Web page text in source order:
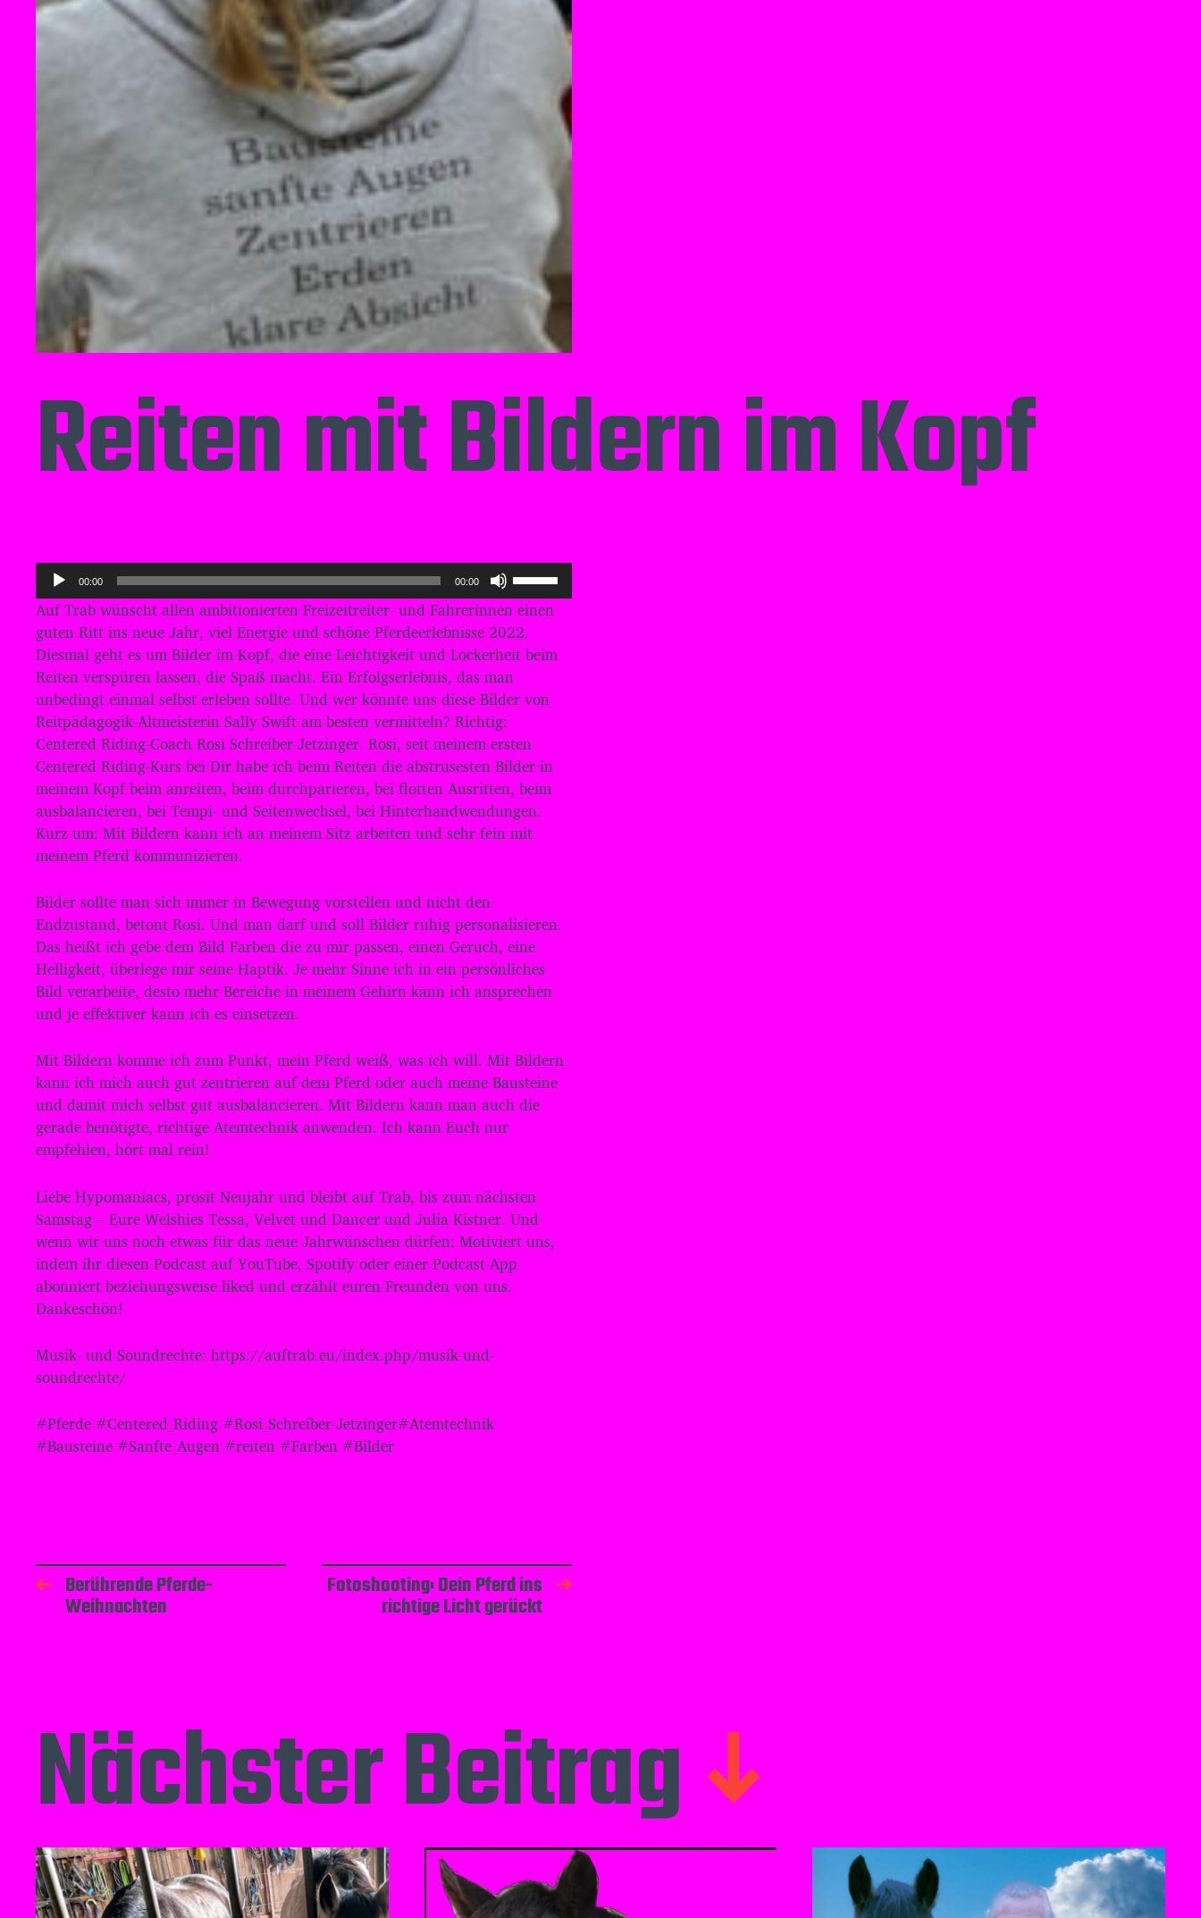
Reiten mit Bildern im Kopf
u
d
i
o
-
P
l
a
y
e
r
00:00 00:00
f
e
i
l
t
a
s
n
H
o
c
h
/
e
r
b
n
z
e
n
,
e
L
u
t
Auf Trab wünscht allen ambitionierten Freizeitreiter- und Fahrerinnen einen
guten Ritt ins neue Jahr, viel Energie und schöne Pferdeerlebnisse 2022.
Diesmal geht es um Bilder im Kopf, die eine Leichtigkeit und Lockerheit beim
Reiten verspüren lassen, die Spaß macht. Ein Erfolgserlebnis, das man
unbedingt einmal selbst erleben sollte. Und wer könnte uns diese Bilder von
Reitpädagogik-Altmeisterin Sally Swift am besten vermitteln? Richtig:
Centered Riding-Coach Rosi Schreiber-Jetzinger. Rosi, seit meinem ersten
Centered Riding-Kurs bei Dir habe ich beim Reiten die abstrusesten Bilder in
meinem Kopf beim anreiten, beim durchparieren, bei flotten Ausritten, beim
ausbalancieren, bei Tempi- und Seitenwechsel, bei Hinterhandwendungen.
Kurz um: Mit Bildern kann ich an meinem Sitz arbeiten und sehr fein mit
meinem Pferd kommunizieren.
Bilder sollte man sich immer in Bewegung vorstellen und nicht den
Endzustand, betont Rosi. Und man darf und soll Bilder ruhig personalisieren.
Das heißt ich gebe dem Bild Farben die zu mir passen, einen Geruch, eine
Helligkeit, überlege mir seine Haptik. Je mehr Sinne ich in ein persönliches
Bild verarbeite, desto mehr Bereiche in meinem Gehirn kann ich ansprechen
und je effektiver kann ich es einsetzen.
Mit Bildern komme ich zum Punkt, mein Pferd weiß, was ich will. Mit Bildern
kann ich mich auch gut zentrieren auf dem Pferd oder auch meine Bausteine
und damit mich selbst gut ausbalancieren. Mit Bildern kann man auch die
gerade benötigte, richtige Atemtechnik anwenden. Ich kann Euch nur
empfehlen, hört mal rein!
Liebe Hypomaniacs, prosit Neujahr und bleibt auf Trab, bis zum nächsten
Samstag – Eure Welshies Tessa, Velvet und Dancer und Julia Kistner. Und
wenn wir uns noch etwas für das neue Jahrwünschen dürfen: Motiviert uns,
indem ihr diesen Podcast auf YouTube, Spotify oder einer Podcast-App
abonniert beziehungsweise liked und erzählt euren Freunden von uns.
Dankeschön!
Musik- und Soundrechte: https://auftrab.eu/index.php/musik-und-
soundrechte/
#Pferde #Centered_Riding #Rosi_Schreiber-Jetzinger#Atemtechnik
#Bausteine #Sanfte_Augen #reiten #Farben #Bilder
Berührende Pferde-
Weihnachten
Fotoshooting: Dein Pferd ins
richtige Licht gerückt
Nächster Beitrag